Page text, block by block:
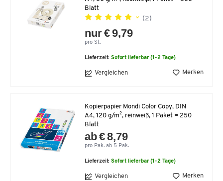
Blatt
(2)
nur € 9,79
pro St.
Lieferzeit:Sofort lieferbar (1-2 Tage)
Vergleichen Merken
Kopierpapier Mondi Color Copy, DIN
A4, 120 g/m², reinweiß, 1 Paket = 250
Blatt
ab € 8,79
pro Pak. ab 5 Pak.
Lieferzeit:Sofort lieferbar (1-2 Tage)
Vergleichen Merken